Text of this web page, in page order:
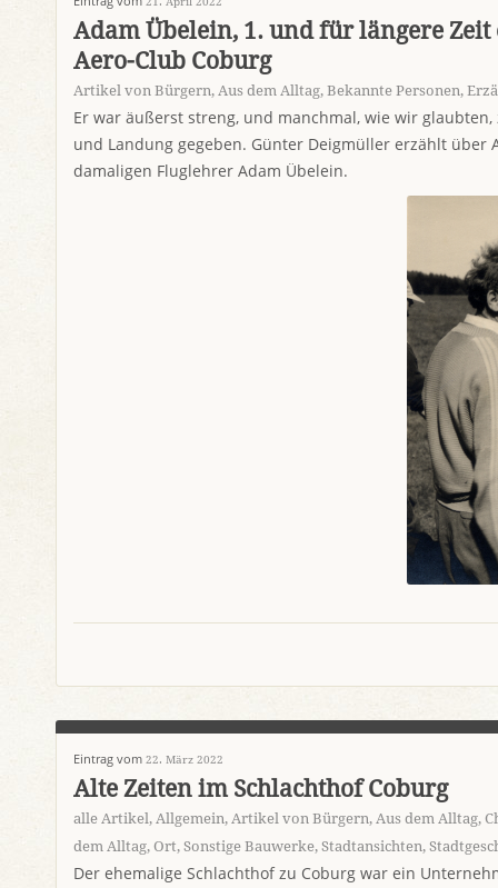
Adam Übelein, 1. und für längere
Aero-Club Coburg
Artikel von Bürgern, Aus dem Alltag, Bekannte Personen,
Er war äußerst streng, und manchmal, wie wir
und Landung gegeben. Günter Deigmüller erzählt über
damaligen Fluglehrer Adam Übelein.
Eintrag vom 22. März 2022
Alte Zeiten im Schlachthof Coburg
alle Artikel, Allgemein, Artikel von Bürgern, Aus dem Alltag,
dem Alltag, Ort, Sonstige Bauwerke, Stadtansichten,
Der ehemalige Schlachthof zu Coburg war ein